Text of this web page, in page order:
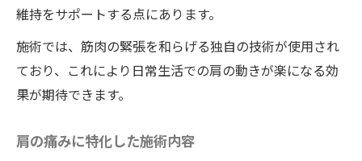
徳島の専門整体院ワイルドボディで肩の痛みを
改善する驚異の施術
専門整体とは何か
肩の痛みのメカニズム
施術による即効性の理由
維持をサポートする点にあります。
施術では、筋肉の緊張を和らげる独自の技術が使用され
ており、これにより日常生活での肩の動きが楽になる効
果が期待できます。
肩の痛みに特化した施術内容